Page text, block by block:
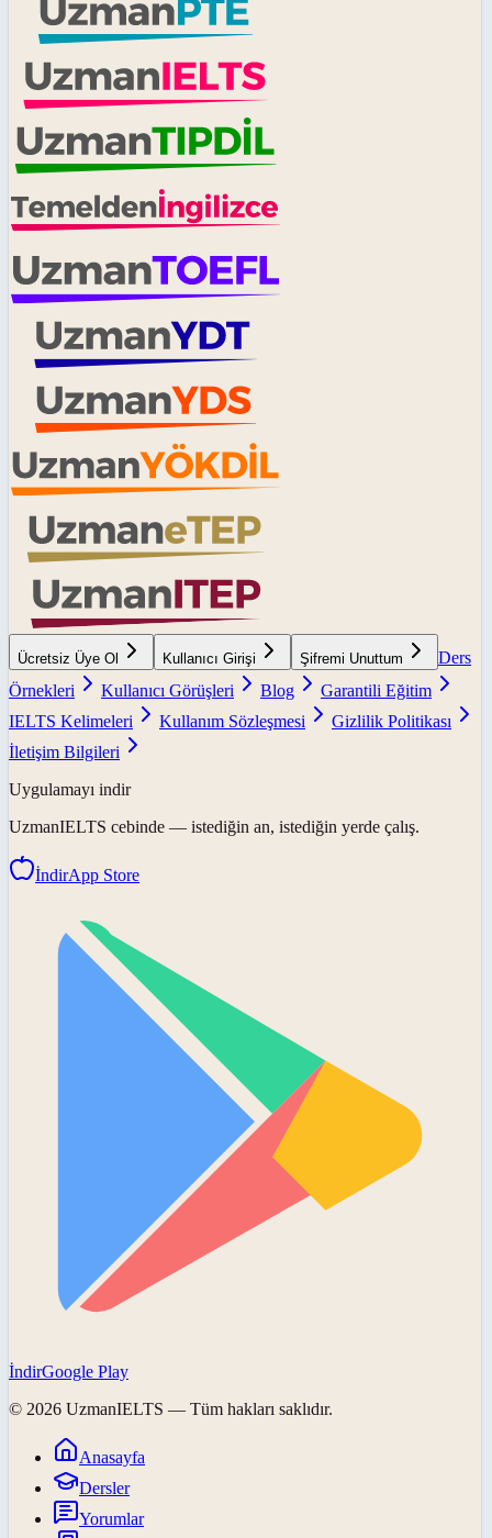
Ücretsiz Üye Ol Kullanıcı Girişi Şifremi Unuttum
Ders
Örnekleri
Kullanıcı Görüşleri Blog
Garantili Eğitim
IELTS Kelimeleri
Kullanım Sözleşmesi
Gizlilik Politikası
İletişim Bilgileri
Uygulamayı indir
UzmanIELTS cebinde — istediğin an, istediğin yerde çalış.
İndirApp Store
İndirGoogle Play
© 2026 UzmanIELTS — Tüm hakları saklıdır.
Anasayfa
Dersler
Yorumlar